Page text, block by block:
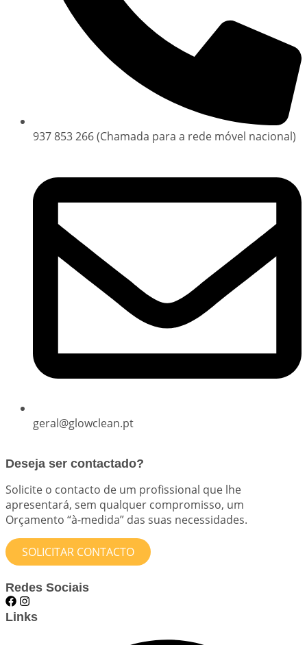
937 853 266 (Chamada para a rede móvel nacional)
geral@glowclean.pt
Deseja ser contactado?
Solicite o contacto de um profissional que lhe
apresentará, sem qualquer compromisso, um
Orçamento “à-medida” das suas necessidades.
SOLICITAR CONTACTO
Redes Sociais
Links